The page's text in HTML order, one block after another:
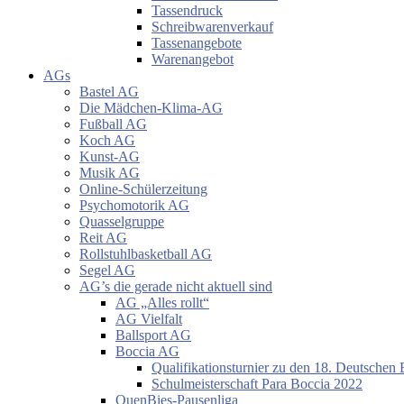
Tassendruck
Schreibwarenverkauf
Tassenangebote
Warenangebot
AGs
Bastel AG
Die Mädchen-Klima-AG
Fußball AG
Koch AG
Kunst-AG
Musik AG
Online-Schülerzeitung
Psychomotorik AG
Quasselgruppe
Reit AG
Rollstuhlbasketball AG
Segel AG
AG’s die gerade nicht aktuell sind
AG „Alles rollt“
AG Vielfalt
Ballsport AG
Boccia AG
Qualifikationsturnier zu den 18. Deutschen
Schulmeisterschaft Para Boccia 2022
QuenBies-Pausenliga